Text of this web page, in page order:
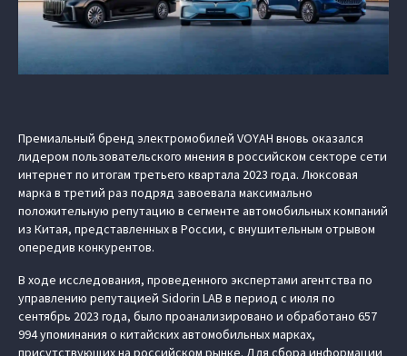
Премиальный бренд электромобилей VOYAH вновь оказался
лидером пользовательского мнения в российском секторе сети
интернет по итогам третьего квартала 2023 года. Люксовая
марка в третий раз подряд завоевала максимально
положительную репутацию в сегменте автомобильных компаний
из Китая, представленных в России, с внушительным отрывом
опередив конкурентов.
В ходе исследования, проведенного экспертами агентства по
управлению репутацией Sidorin LAB в период с июля по
сентябрь 2023 года, было проанализировано и обработано 657
994 упоминания о китайских автомобильных марках,
присутствующих на российском рынке. Для сбора информации